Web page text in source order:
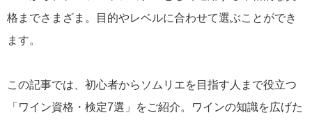
格までさまざま。目的やレベルに合わせて選ぶことができ
ます。
この記事では、初心者からソムリエを目指す人まで役立つ
「ワイン資格・検定7選」をご紹介。ワインの知識を広げた